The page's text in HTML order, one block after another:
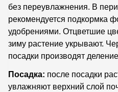
без переувлажнения. В
рекомендуется подкормка
удобрениями. Отцветшие
зиму растение укрывают.
посадки производят
Посадка: после посадки
увлажняют верхний слой